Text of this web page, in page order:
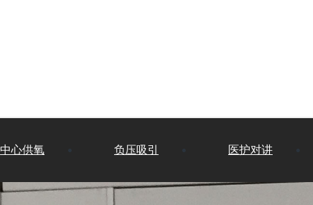
中心供氧 负压吸引 医护对讲